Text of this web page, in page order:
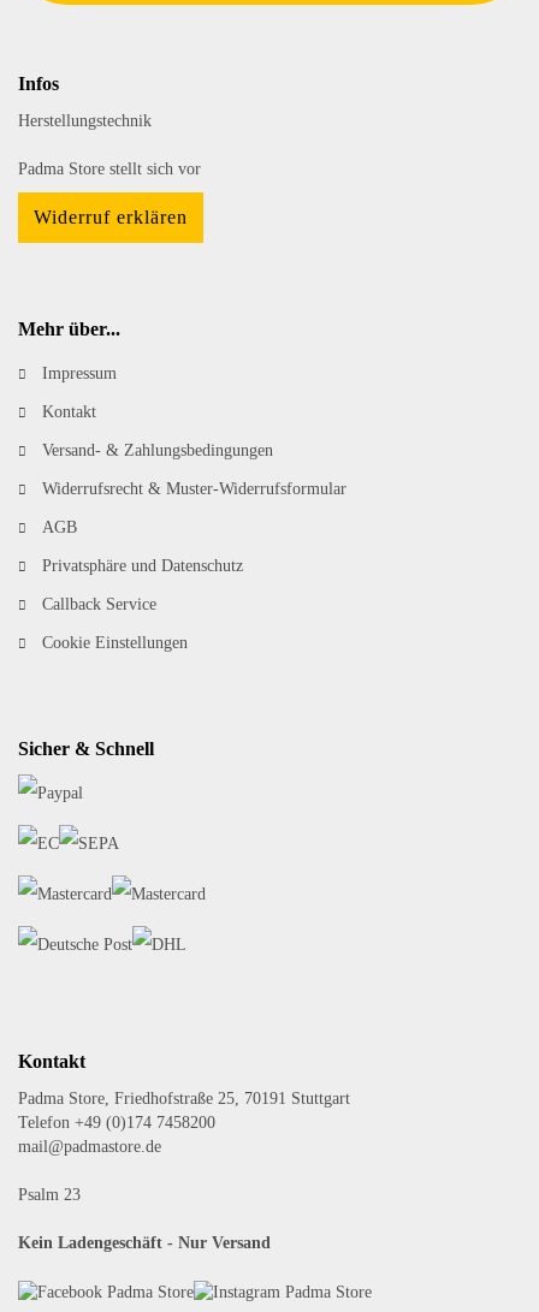
Infos
Herstellungstechnik
Padma Store stellt sich vor
Widerruf erklären
Mehr über...
Impressum
Kontakt
Versand- & Zahlungsbedingungen
Widerrufsrecht & Muster-Widerrufsformular
AGB
Privatsphäre und Datenschutz
Callback Service
Cookie Einstellungen
Sicher & Schnell
Kontakt
Padma Store, Friedhofstraße 25, 70191 Stuttgart
Telefon +49 (0)174 7458200
mail@padmastore.de
Psalm 23
Kein Ladengeschäft - Nur Versand